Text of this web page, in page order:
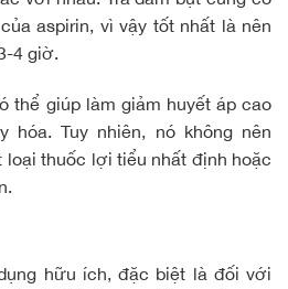
aspirin, vì vậy tốt nhất là nên
4 giờ.
thể giúp làm giảm huyết áp cao
hóa. Tuy nhiên, nó không nên
thuốc lợi tiểu nhất định hoặc
hữu ích, đặc biệt là đối với